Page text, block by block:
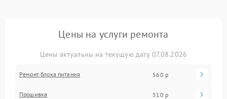
Цены на услуги ремонта
Цены актуальны на текущую дату 07.08.2026
Ремонт блока питания 560 р
Прошивка 510 р